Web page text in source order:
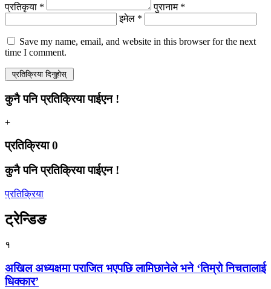
प्रतिकृया *
पुरानाम *
इमेल *
Save my name, email, and website in this browser for the next
time I comment.
कुनै पनि प्रतिक्रिया पाईएन !
+
प्रतिक्रिया0
कुनै पनि प्रतिक्रिया पाईएन !
प्रतिक्रिया
ट्रेन्डिङ
१
अखिल अध्यक्षमा पराजित भएपछि लामिछानेले भने ‘तिम्रो निचतालाई
धिक्कार’